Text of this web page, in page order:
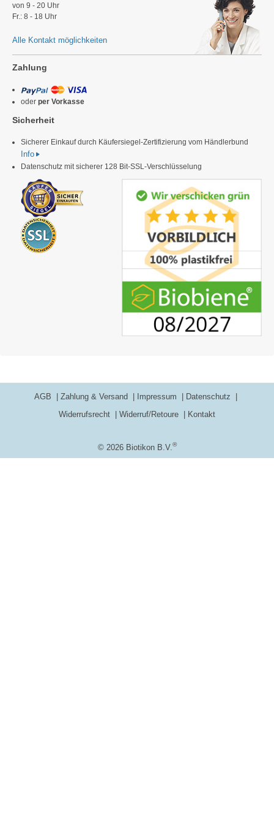
von 9 - 20 Uhr
Fr.: 8 - 18 Uhr
Alle Kontakt möglichkeiten
Zahlung
oder per Vorkasse
Sicherheit
Sicherer Einkauf durch Käufersiegel-Zertifizierung vom Händlerbund
Info
Datenschutz mit sicherer 128 Bit-SSL-Verschlüsselung
© 2026 Biotikon B.V.®
AGB Zahlung & Versand Impressum
Datenschutz
Widerrufsrecht
Widerruf/Retoure Kontakt